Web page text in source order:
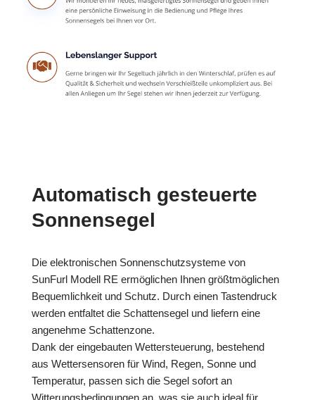
Automatisch gesteuerte
Sonnensegel
Die elektronischen Sonnenschutzsysteme von
SunFurl Modell RE ermöglichen Ihnen größtmöglichen
Bequemlichkeit und Schutz. Durch einen Tastendruck
werden entfaltet die Schattensegel und liefern eine
angenehme Schattenzone.
Dank der eingebauten Wettersteuerung, bestehend
aus Wettersensoren für Wind, Regen, Sonne und
Temperatur, passen sich die Segel sofort an